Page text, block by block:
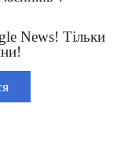
News! Тільки